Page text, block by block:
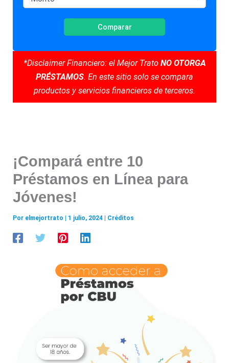
Comparar
*Disclaimer Financiero: el Mejor Trato NO OTORGA
PRÉSTAMOS. En este sitio solo se compara
productos y servicios financieros de terceros.
¡Compará entre 10
Préstamos en Línea para
Jóvenes!
Por elmejortrato 1 julio, 2024 Créditos